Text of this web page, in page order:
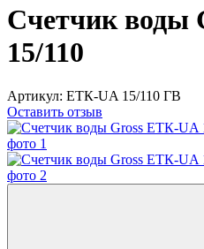
Счетчик воды
15/110
Артикул: ETК-UA 15/110 ГВ
Оставить отзыв